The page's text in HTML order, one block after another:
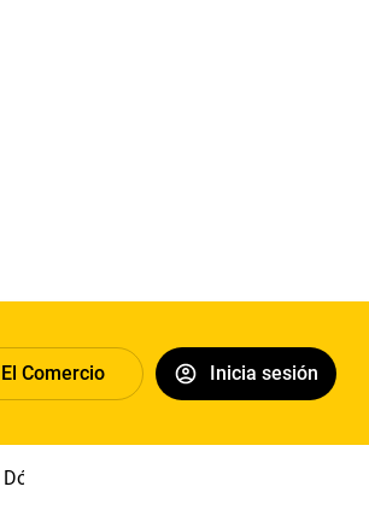
Comercio Inicia sesión
Dólar